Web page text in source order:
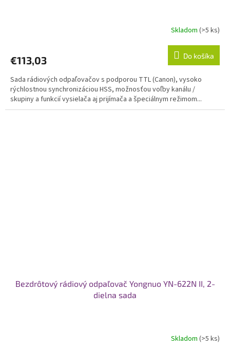
Skladom (>5 ks)
€113,03 Do košíka
Sada rádiových odpaľovačov s podporou TTL (Canon), vysoko
rýchlostnou synchronizáciou HSS, možnosťou voľby kanálu /
skupiny a funkcií vysielača aj prijímača a špeciálnym režimom...
Bezdrôtový rádiový odpaľovač Yongnuo YN-622N II, 2-
dielna sada
Skladom (>5 ks)